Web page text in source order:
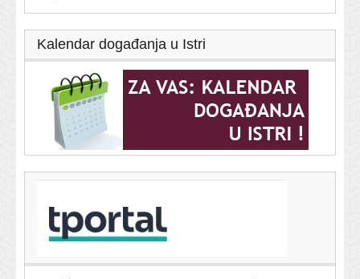
Kalendar događanja u Istri
Još jedan Hrvat dolazi u Brazil: Igrat će gradski derbi
protiv Krovinovića